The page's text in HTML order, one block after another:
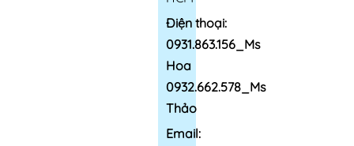
Điện thoại:
0931.863.156_Ms
Hoa
0932.662.578_Ms
Thảo
Email: